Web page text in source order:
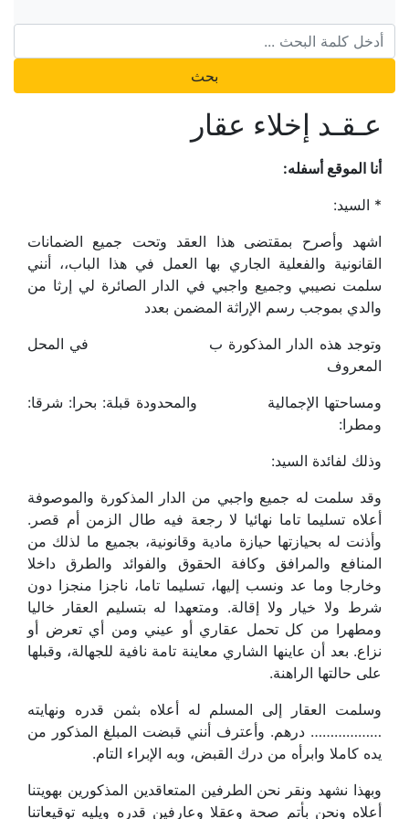
بحث
عـقـد إخلاء عقار
أنا الموقع أسفله:
* السيد:
اشهد وأصرح بمقتضى هذا العقد وتحت جميع الضمانات
القانونية والفعلية الجاري بها العمل في هذا الباب،، أنني
سلمت نصيبي وجميع واجبي في الدار الصائرة لي إرثا من
والدي بموجب رسم الإراثة المضمن بعدد
وتوجد هذه الدار المذكورة ب في المحل
المعروف
ومساحتها الإجمالية والمحدودة قبلة: بحرا: شرقا:
ومطرا:
وذلك لفائدة السيد:
وقد سلمت له جميع واجبي من الدار المذكورة والموصوفة
أعلاه تسليما تاما نهائيا لا رجعة فيه طال الزمن أم قصر.
وأذنت له بحيازتها حيازة مادية وقانونية، بجميع ما لذلك من
المنافع والمرافق وكافة الحقوق والفوائد والطرق داخلا
وخارجا وما عد ونسب إليها، تسليما تاما، ناجزا منجزا دون
شرط ولا خيار ولا إقالة. ومتعهدا له بتسليم العقار خاليا
ومطهرا من كل تحمل عقاري أو عيني ومن أي تعرض أو
نزاع. بعد أن عاينها الشاري معاينة تامة نافية للجهالة، وقبلها
على حالتها الراهنة.
وسلمت العقار إلى المسلم له أعلاه بثمن قدره ونهايته
……………… درهم. وأعترف أنني قبضت المبلغ المذكور من
يده كاملا وابرأه من درك القبض، وبه الإبراء التام.
وبهذا نشهد ونقر نحن الطرفين المتعاقدين المذكورين بهويتنا
أعلاه ونحن بأتم صحة وعقلا وعارفين قدره ويليه توقيعاتنا